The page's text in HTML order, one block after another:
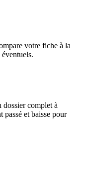
votre fiche à la
dossier complet à
passé et baisse pour